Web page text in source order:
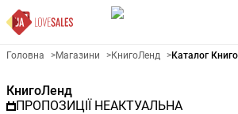
Рекламна газета
Головна >Магазини >КнигоЛенд >Каталог
КнигоЛенд
ПРОПОЗИЦІЇ НЕАКТУАЛЬНА